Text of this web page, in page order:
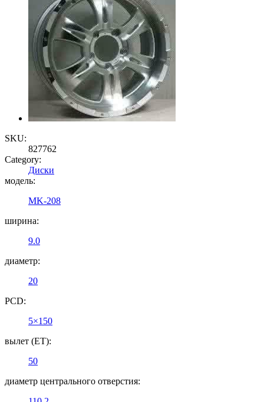
SKU:
827762
Category:
Диски
модель:
MK-208
ширина:
9.0
диаметр:
20
PCD:
5×150
вылет (ET):
50
диаметр центрального отверстия: